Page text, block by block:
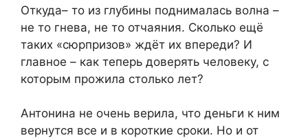
Откуда– то из глубины поднималась волна –
не то гнева, не то отчаяния. Сколько ещё
таких «сюрпризов» ждёт их впереди? И
главное – как теперь доверять человеку, с
которым прожила столько лет?
Антонина не очень верила, что деньги к ним
вернутся все и в короткие сроки. Но и от